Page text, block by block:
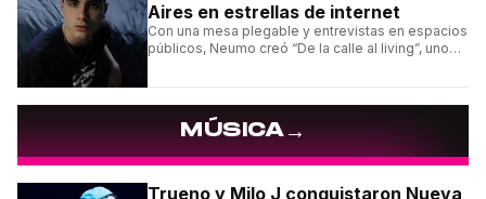
Aires en estrellas de internet
Con una mesa plegable y entrevistas en espacios
públicos, Neumo creó “De la calle al living”, uno
MÚSICA→
Trueno y Milo J conquistaron Nueva